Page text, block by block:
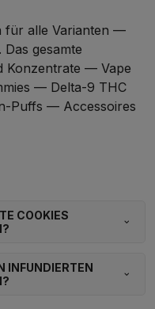
für alle Varianten —
gesamte
Konzentrate — Vape
— Delta-9 THC
Puffs — Accessoires
COOKIES
INFUNDIERTEN